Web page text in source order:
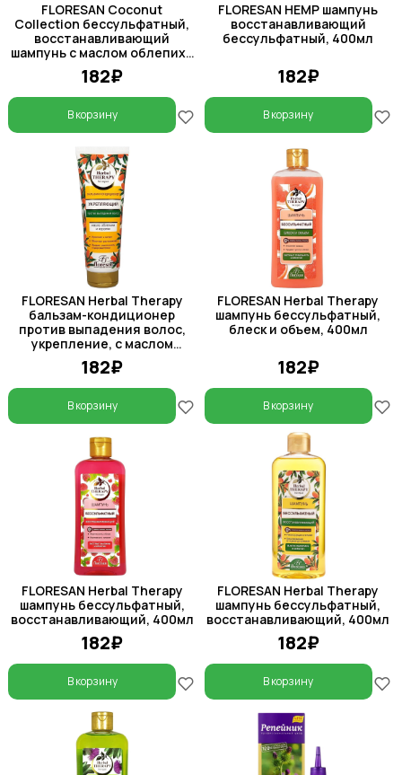
FLORESAN Coconut
Collection бессульфатный,
восстанавливающий
шампунь с маслом облепихи
и кератина, 400 мл
182₽
В корзину
FLORESAN HEMP шампунь
восстанавливающий
бессульфатный, 400мл
182₽
В корзину
FLORESAN Herbal Therapy
бальзам-кондиционер
против выпадения волос,
укрепление, с маслом
облепихи и кератином, 250
мл
182₽
В корзину
FLORESAN Herbal Therapy
шампунь бессульфатный,
блеск и объем, 400мл
182₽
В корзину
FLORESAN Herbal Therapy
шампунь бессульфатный,
восстанавливающий, 400мл
182₽
В корзину
FLORESAN Herbal Therapy
шампунь бессульфатный,
восстанавливающий, 400мл
182₽
В корзину